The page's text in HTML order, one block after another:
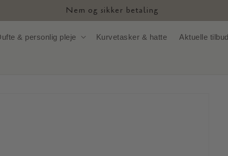
Nem og sikker betaling
& personlig pleje Kurvetasker & hatte Aktuelle tilbud